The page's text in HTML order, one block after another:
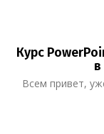
Курс
Всем привет,